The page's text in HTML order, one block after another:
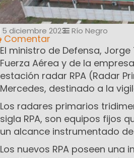
5 diciembre 2023 Río Negro
Comentar
El ministro de Defensa,
Fuerza Aérea y de la
estación radar RPA (Radar
Mercedes, destinado a la
Los radares primarios
sigla RPA, son equipos fijos
un alcance instrumentado
Los nuevos RPA poseen